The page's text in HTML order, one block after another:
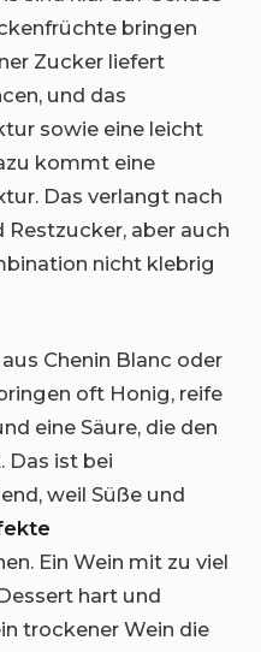
bringen
Zucker liefert
und das
sowie eine leicht
kommt eine
Das verlangt nach
aber auch
nicht klebrig
Chenin Blanc oder
oft Honig, reife
eine Säure, die den
Das ist bei
weil Süße und
Ein Wein mit zu viel
hart und
trockener Wein die